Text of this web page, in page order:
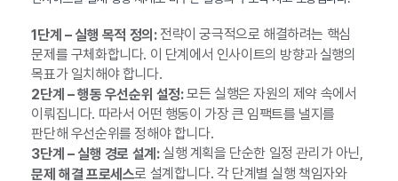
1단계 – 실행 목적 정의:전략이 궁극적으로 해결하려는 핵심
문제를 구체화합니다. 이 단계에서 인사이트의 방향과 실행의
목표가 일치해야 합니다.
2단계 – 행동 우선순위 설정:모든 실행은 자원의 제약 속에서
이뤄집니다. 따라서 어떤 행동이 가장 큰 임팩트를 낼지를
판단해 우선순위를 정해야 합니다.
3단계 – 실행 경로 설계:실행 계획을 단순한 일정 관리가 아닌,
문제 해결 프로세스로 설계합니다. 각 단계별 실행 책임자와